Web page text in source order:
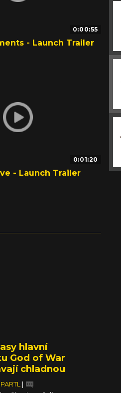
0:00:55
- Launch Trailer
0:01:20
- Launch Trailer
hlavní
God of War
chladnou
|